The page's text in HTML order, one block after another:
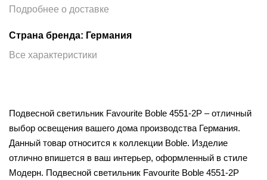
Подробнее о доставке
Страна бренда: Германия
Все характеристики
Подвесной светильник Favourite Boble 4551-2P – отличный
выбор освещения вашего дома производства Германия.
Данный товар относится к коллекции Boble. Изделие
отлично впишется в ваш интерьер, оформленный в стиле
Модерн. Подвесной светильник Favourite Boble 4551-2P